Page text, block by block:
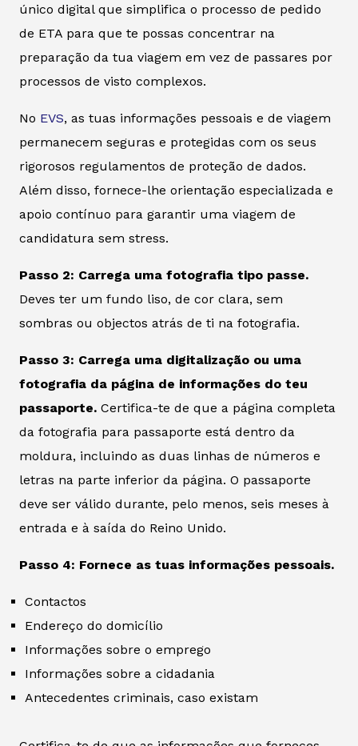
único digital que simplifica o processo de pedido
de ETA para que te possas concentrar na
preparação da tua viagem em vez de passares por
processos de visto complexos.
No EVS, as tuas informações pessoais e de viagem
permanecem seguras e protegidas com os seus
rigorosos regulamentos de proteção de dados.
Além disso, fornece-lhe orientação especializada e
apoio contínuo para garantir uma viagem de
candidatura sem stress.
Passo 2: Carrega uma fotografia tipo passe.
Deves ter um fundo liso, de cor clara, sem
sombras ou objectos atrás de ti na fotografia.
Passo 3: Carrega uma digitalização ou uma
fotografia da página de informações do teu
passaporte. Certifica-te de que a página completa
da fotografia para passaporte está dentro da
moldura, incluindo as duas linhas de números e
letras na parte inferior da página. O passaporte
deve ser válido durante, pelo menos, seis meses à
entrada e à saída do Reino Unido.
Passo 4: Fornece as tuas informações pessoais.
Contactos
Endereço do domicílio
Informações sobre o emprego
Informações sobre a cidadania
Antecedentes criminais, caso existam